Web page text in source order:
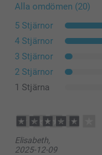
Alla omdömen (20)
5 Stjärnor
4 Stjärnor
3 Stjärnor
2 Stjärnor
1 Stjärna
Elisabeth,
2025-12-09